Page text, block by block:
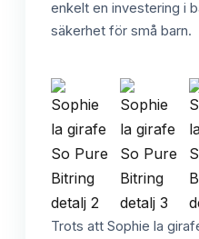
enkelt en investering i
säkerhet för små barn.
Trots att Sophie la